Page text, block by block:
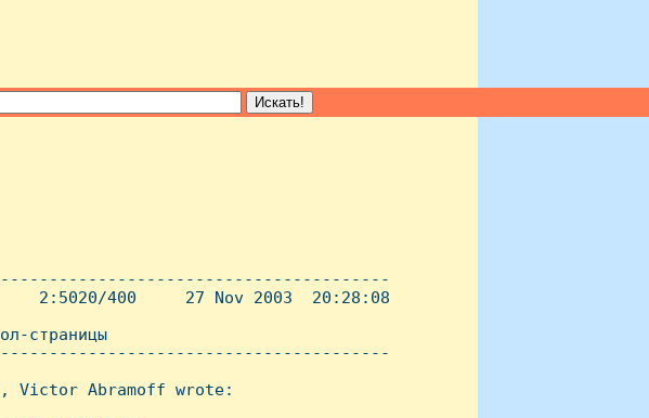
400     27 Nov 2003  20:28:08
страницы
Victor Abramoff wrote: